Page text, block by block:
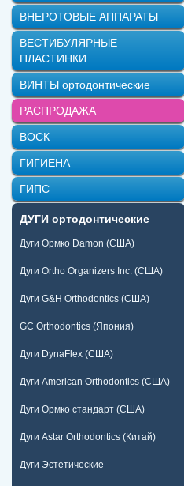
ВНЕРОТОВЫЕ АППАРАТЫ
ВЕСТИБУЛЯРНЫЕ
ПЛАСТИНКИ
ВИНТЫ ортодонтические
РАСПРОДАЖА
ВОСК
ГИГИЕНА
ГИПС
ДУГИ ортодонтические
Дуги Ормко Damon (США)
Дуги Ortho Organizers Inc. (США)
Дуги G&H Orthodontics (США)
GC Orthodontics (Япония)
Дуги DynaFlex (США)
Дуги American Orthodontics (США)
Дуги Ормко стандарт (США)
Дуги Astar Orthodontics (Китай)
Дуги Эстетические